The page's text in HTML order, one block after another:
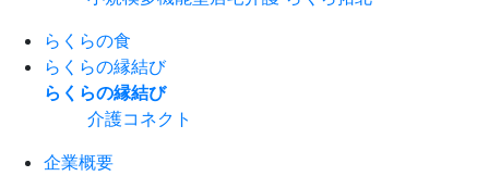
らくらの食
らくらの縁結び
らくらの縁結び
介護コネクト
企業概要